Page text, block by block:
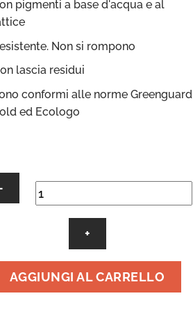
pigmenti a base d'acqua e al
Non si rompono
lascia residui
conformi alle norme Greenguard
ed Ecologo
AGGIUNGI AL CARRELLO